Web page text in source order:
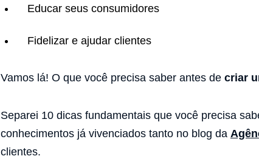
Educar seus consumidores
Fidelizar e ajudar clientes
Vamos lá! O que você precisa saber antes de criar
Separei 10 dicas fundamentais que você precisa
conhecimentos já vivenciados tanto no blog da
clientes.